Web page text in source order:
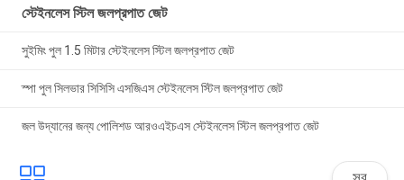
স্টেইনলেস স্টিল জলপ্রপাত জেট
সুইমিং পুল 1.5 মিটার স্টেইনলেস স্টিল জলপ্রপাত জেট
স্পা পুল সিলভার সিসিসি এসজিএস স্টেইনলেস স্টিল জলপ্রপাত জেট
জল উদ্যানের জন্য পোলিশড আরওএইচএস স্টেইনলেস স্টিল জলপ্রপাত জেট